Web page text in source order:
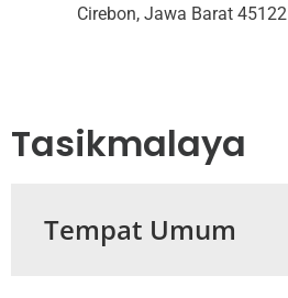
Cirebon, Jawa Barat 45122
Tasikmalaya
Tempat Umum